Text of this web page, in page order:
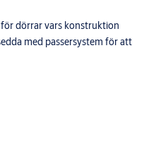
för dörrar vars konstruktion
med passersystem för att